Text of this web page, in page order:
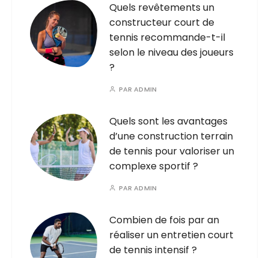
Quels revêtements un
constructeur court de
tennis recommande-t-il
selon le niveau des joueurs
?
PARADMIN
Quels sont les avantages
d’une construction terrain
de tennis pour valoriser un
complexe sportif ?
PARADMIN
Combien de fois par an
réaliser un entretien court
de tennis intensif ?